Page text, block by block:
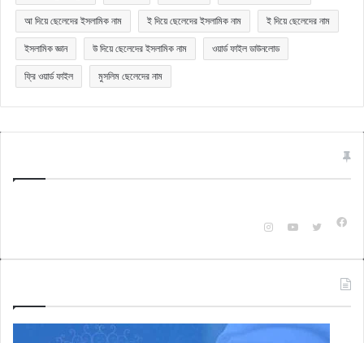
আ দিয়ে ছেলেদের ইসলামিক নাম ই দিয়ে ছেলেদের ইসলামিক নাম ই দিয়ে ছেলেদের নাম
ইসলামিক জ্ঞান উ দিয়ে ছেলেদের ইসলামিক নাম ওয়ার্ড ফাইল ডাউনলোড
ফ্রি ওয়ার্ড ফাইল মুসলিম ছেলেদের নাম
YouTube
Instagram